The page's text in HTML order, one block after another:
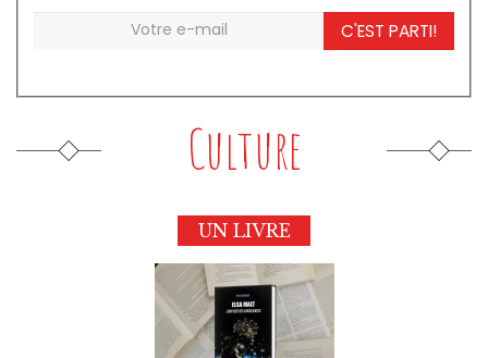
C'EST PARTI!
Culture
UN LIVRE